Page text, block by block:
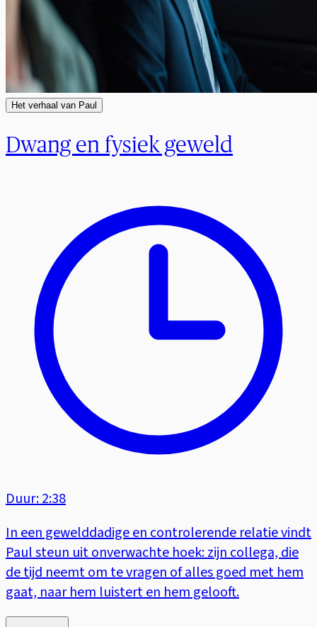
Het verhaal van Paul
Dwang en fysiek geweld
Duur: 2:38
In een gewelddadige en controlerende relatie vindt
Paul steun uit onverwachte hoek: zijn collega, die
de tijd neemt om te vragen of alles goed met hem
gaat, naar hem luistert en hem gelooft.